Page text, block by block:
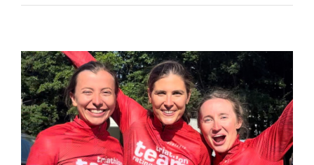
A
beim
Stadtwerke
Bochum
Triathlon
an